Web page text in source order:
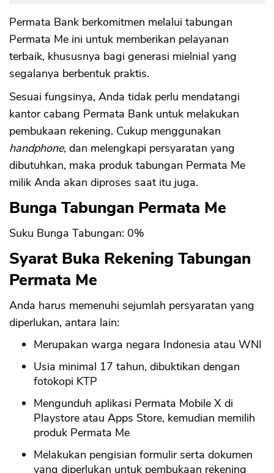
Permata Bank berkomitmen melalui tabungan
Permata Me ini untuk memberikan pelayanan
terbaik, khususnya bagi generasi mielnial yang
segalanya berbentuk praktis.
Sesuai fungsinya, Anda tidak perlu mendatangi
kantor cabang Permata Bank untuk melakukan
pembukaan rekening. Cukup menggunakan
handphone, dan melengkapi persyaratan yang
dibutuhkan, maka produk tabungan Permata Me
milik Anda akan diproses saat itu juga.
Bunga Tabungan Permata Me
Suku Bunga Tabungan: 0%
Syarat Buka Rekening Tabungan
Permata Me
Anda harus memenuhi sejumlah persyaratan yang
diperlukan, antara lain:
Merupakan warga negara Indonesia atau WNI
Usia minimal 17 tahun, dibuktikan dengan
fotokopi KTP
Mengunduh aplikasi Permata Mobile X di
Playstore atau Apps Store, kemudian memilih
produk Permata Me
Melakukan pengisian formulir serta dokumen
yang diperlukan untuk pembukaan rekening